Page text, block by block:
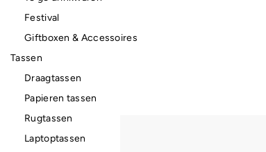
Festival
Giftboxen & Accessoires
Tassen
Draagtassen
Papieren tassen
Rugtassen
Laptoptassen